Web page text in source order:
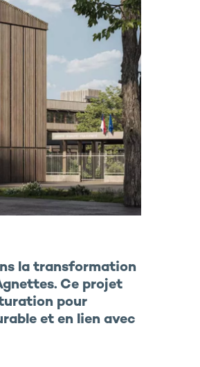
la transformation
. Ce projet
pour
et en lien avec